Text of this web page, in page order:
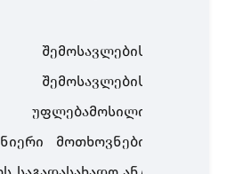
შემოსავლების
შემოსავლების
უფლებამოსილი
მოთხოვნები